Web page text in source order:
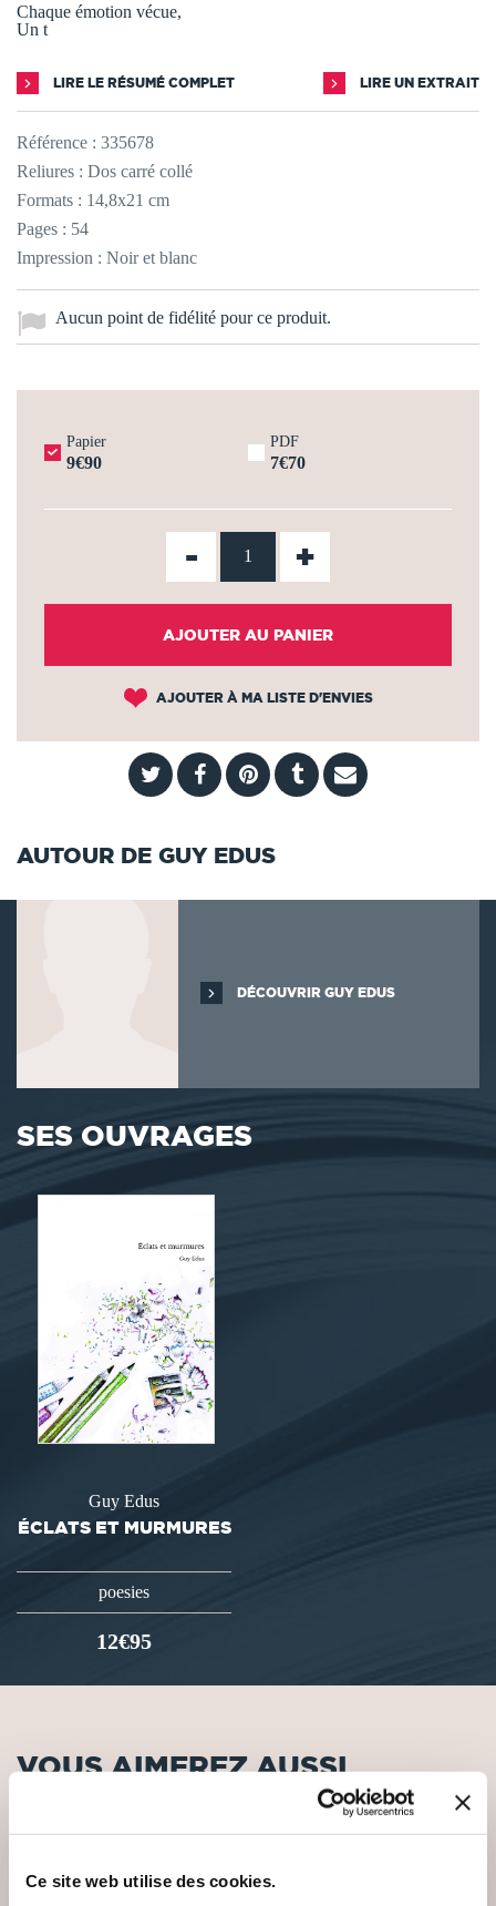
Ce site web utilise des cookies.
Chaque émotion vécue,
Un t
LIRE LE RÉSUMÉ COMPLET LIRE UN EXTRAIT
Référence : 335678
Reliures : Dos carré collé
Formats : 14,8x21 cm
Pages : 54
Impression : Noir et blanc
Aucun point de fidélité pour ce produit.
Papier
9€90
PDF
7€70
- +
AJOUTER AU PANIER
AJOUTER À MA LISTE D'ENVIES
AUTOUR DE GUY EDUS
DÉCOUVRIR GUY EDUS
SES OUVRAGES
Guy Edus
ÉCLATS ET MURMURES
poesies
12€95
VOUS AIMEREZ AUSSI